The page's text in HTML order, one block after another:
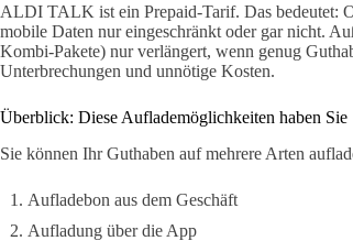
ALDI TALK ist ein Prepaid-Tarif. Das bedeutet:
mobile Daten nur eingeschränkt oder gar nicht.
Kombi-Pakete) nur verlängert, wenn genug
Unterbrechungen und unnötige Kosten.
Überblick: Diese Auflademöglichkeiten haben Sie
Sie können Ihr Guthaben auf mehrere Arten
Aufladebon aus dem Geschäft
Aufladung über die App